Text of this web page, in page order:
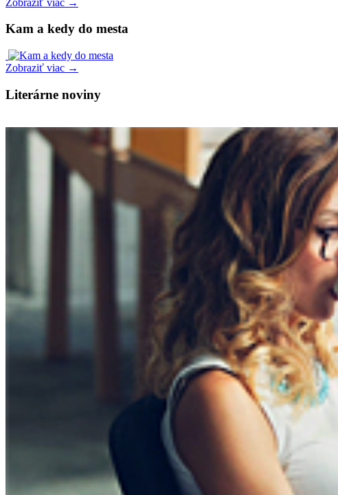
Kam a kedy do mesta
Zobraziť viac →
Literárne noviny